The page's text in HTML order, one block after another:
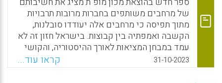
של מרחבים משותפים בחברות מרובות תרבויות
מתוך תפיסה כי מרחבים אלה יעודדו סובלנות,
הקשבה ואמפתיה בין קבוצות. בישראל חזון זה לא
עמד במבחן המציאות לאורך ההיסטוריה, והקושי
לחלוק מרחבים משותפים אף החריף בעתות של
משברים בריאותיים, פוליטיים וביטחוניים.
31-10-2023 קראו עוד...